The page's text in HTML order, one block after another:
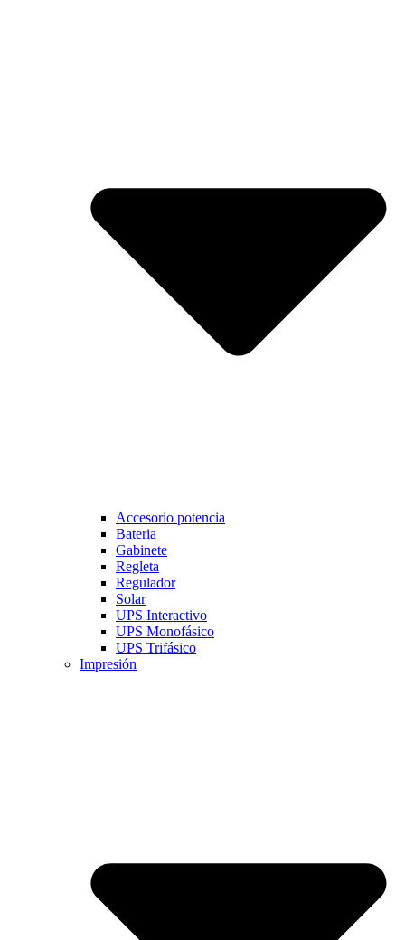
Accesorio potencia
Bateria
Gabinete
Regleta
Regulador
Solar
UPS Interactivo
UPS Monofásico
UPS Trifásico
Impresión